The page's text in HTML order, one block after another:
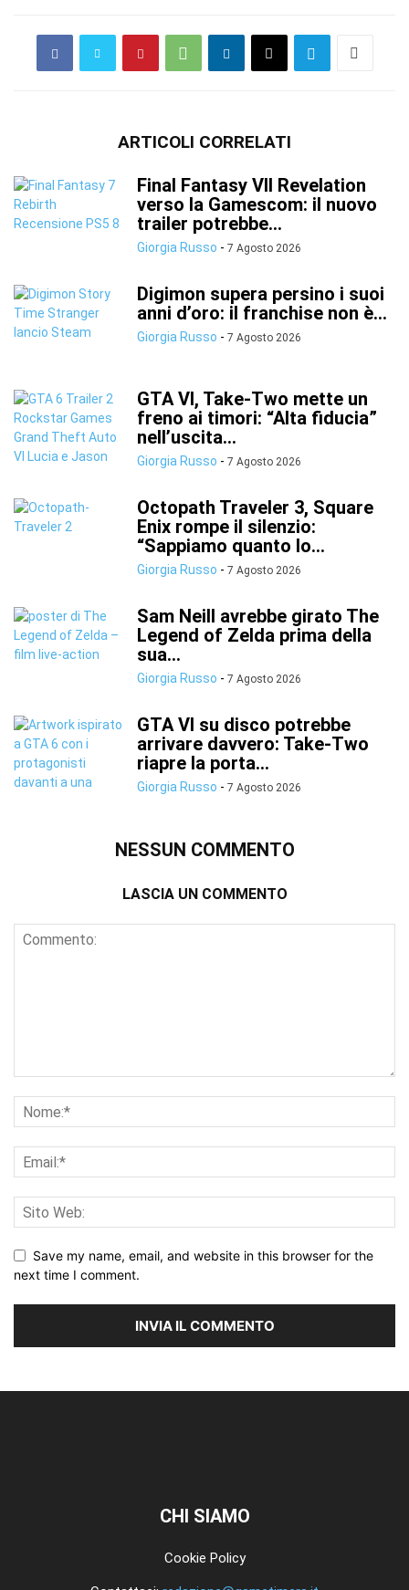
ARTICOLI CORRELATI
Final Fantasy VII Revelation
verso la Gamescom: il nuovo
trailer potrebbe...
Giorgia Russo - 7 Agosto 2026
Digimon supera persino i suoi
anni d’oro: il franchise non è...
Giorgia Russo - 7 Agosto 2026
GTA VI, Take-Two mette un
freno ai timori: “Alta fiducia”
nell’uscita...
Giorgia Russo - 7 Agosto 2026
Octopath Traveler 3, Square
Enix rompe il silenzio:
“Sappiamo quanto lo...
Giorgia Russo - 7 Agosto 2026
Sam Neill avrebbe girato The
Legend of Zelda prima della
sua...
Giorgia Russo - 7 Agosto 2026
GTA VI su disco potrebbe
arrivare davvero: Take-Two
riapre la porta...
Giorgia Russo - 7 Agosto 2026
NESSUN COMMENTO
LASCIA UN COMMENTO
Save my name, email, and website in this browser for the
next time I comment.
CHI SIAMO
Cookie Policy